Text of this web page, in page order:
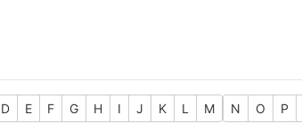
D E F G H I J K L M N O P